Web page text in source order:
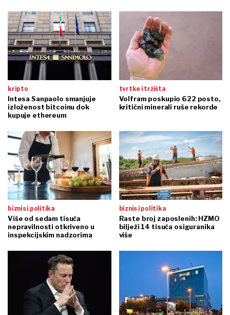
kripto
Intesa Sanpaolo smanjuje
izloženost bitcoinu dok
kupuje ethereum
tvrtke i tržišta
Volfram poskupio 622 posto,
kritični minerali ruše rekorde
biznis i politika
Više od sedam tisuća
nepravilnosti otkriveno u
inspekcijskim nadzorima
biznis i politika
Raste broj zaposlenih: HZMO
bilježi 14 tisuća osiguranika
više